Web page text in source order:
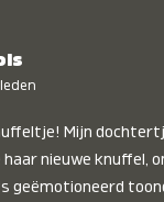
Mijn
haar nieuwe knuffel,
geëmotioneerd